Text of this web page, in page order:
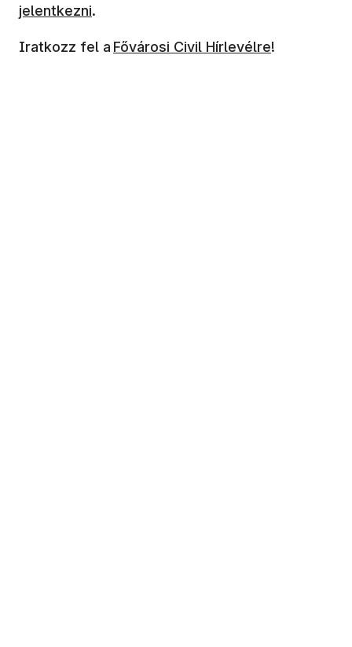
jelentkezni.
Iratkozz fel a (új ablakban nyílik meg)
Fővárosi Civil Hírlevélre!